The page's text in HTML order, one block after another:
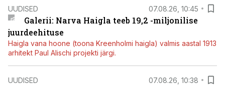
UUDISED 07.08.26, 10:45
Galerii: Narva Haigla teeb 19,2 -miljonilise
juurdeehituse
Haigla vana hoone (toona Kreenholmi haigla) valmis aastal 1913
arhitekt Paul Alischi projekti järgi.
UUDISED 07.08.26, 10:38